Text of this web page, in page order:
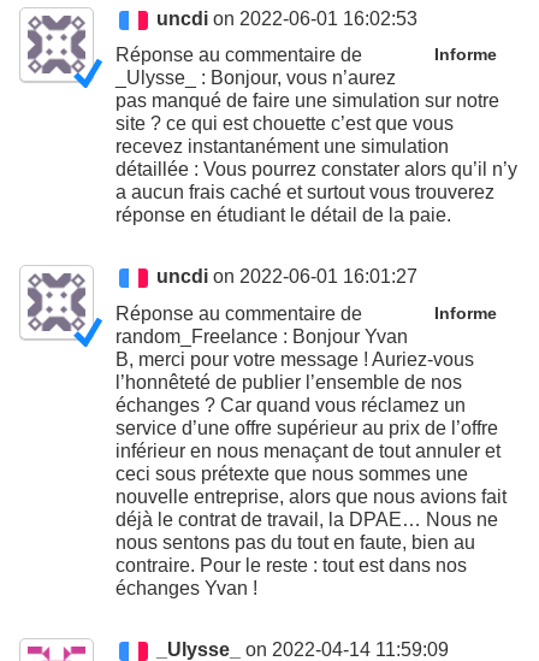
uncdi on 2022-06-01 16:02:53
Informe
Réponse au commentaire de
_Ulysse_ : Bonjour, vous n’aurez
pas manqué de faire une simulation sur notre
site ? ce qui est chouette c’est que vous
recevez instantanément une simulation
détaillée : Vous pourrez constater alors qu’il n’y
a aucun frais caché et surtout vous trouverez
réponse en étudiant le détail de la paie.
uncdi on 2022-06-01 16:01:27
Informe
Réponse au commentaire de
random_Freelance : Bonjour Yvan
B, merci pour votre message ! Auriez-vous
l’honnêteté de publier l’ensemble de nos
échanges ? Car quand vous réclamez un
service d’une offre supérieur au prix de l’offre
inférieur en nous menaçant de tout annuler et
ceci sous prétexte que nous sommes une
nouvelle entreprise, alors que nous avions fait
déjà le contrat de travail, la DPAE… Nous ne
nous sentons pas du tout en faute, bien au
contraire. Pour le reste : tout est dans nos
échanges Yvan !
_Ulysse_ on 2022-04-14 11:59:09